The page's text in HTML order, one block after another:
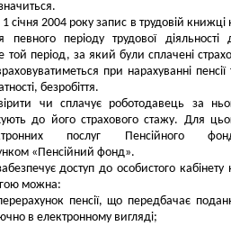
січня 2004 року запис в трудовій книжці
періоду трудової діяльності
той період, за який були сплачені
при нарахуванні пенсії
безробіття.
чи сплачує роботодавець за
до його страхового стажу. Для
послуг Пенсійного
«Пенсійний фонд».
доступ до особистого кабінету
можна:
пенсії, що передбачає
в електронному вигляді;